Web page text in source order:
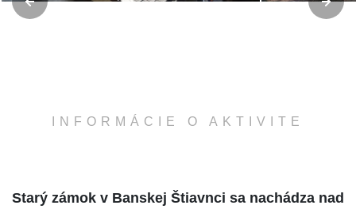
INFORMÁCIE O AKTIVITE
Starý zámok v Banskej Štiavnci sa nachádza nad